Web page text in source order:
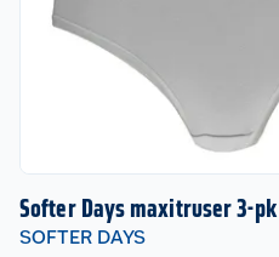
Softer Days maxitruser 3-
SOFTER DAYS